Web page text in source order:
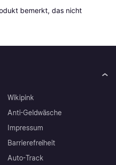
bemerkt, das nicht
Wikipink
Anti-Geldwäsche
Impressum
Barrierefreiheit
Auto-Track